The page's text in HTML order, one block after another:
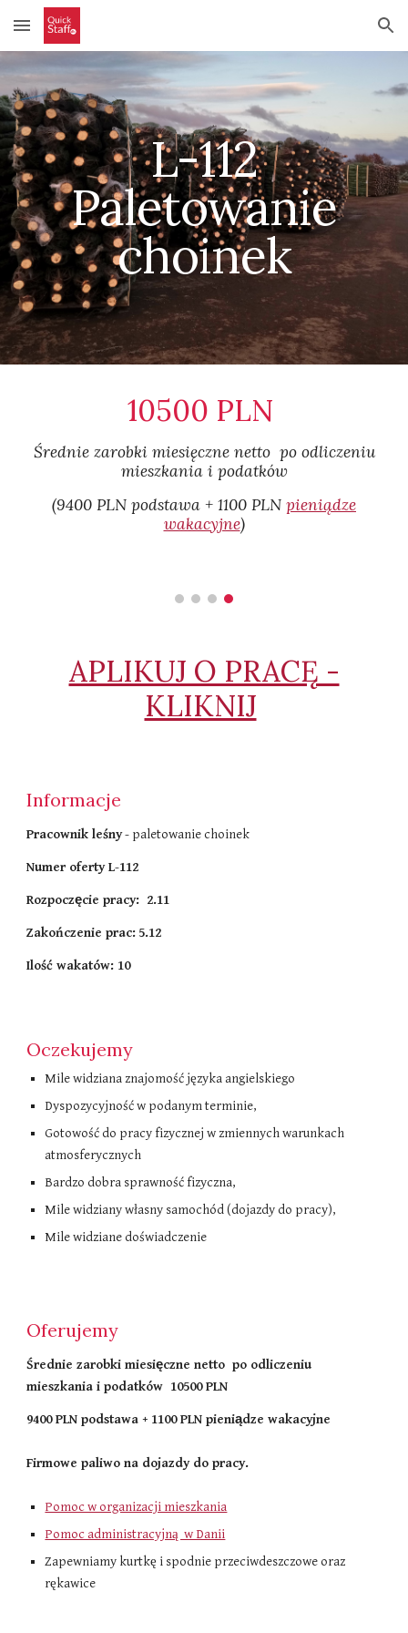
Skip to main content Skip to navigation
L-112
Paletowanie
choinek
10500 PLN
Średnie zarobki miesięczne netto po odliczeniu
mieszkania i podatków​
(9400 PLN podstawa + 1100 PLN pieniądze
wakacyjne)
APLIKUJ O PRACĘ -
KLIKNIJ
Informacje
Pracownik leśny- paletowanie choinek
Numer oferty L-112
Rozpoczęcie pracy: 2.11
Zakończenie prac: 5.12
Ilość wakatów: 10
Oczekujemy
Mile widziana znajomość języka angielskiego
Dyspozycyjność w podanym terminie,
Gotowość do pracy fizycznej w zmiennych warunkach
atmosferycznych
Bardzo dobra sprawność fizyczna,
Mile widziany własny samochód (dojazdy do pracy),
Mile widziane doświadczenie
Oferujemy
Średnie zarobki miesięczne netto po odliczeniu
mieszkania i podatków​ 10500 PLN
9400 PLN podstawa + 1100 PLN pieniądze wakacyjne
Firmowe paliwo na dojazdy do pracy.
Pomoc w organizacji mieszkania
Pomoc administracyjną w Danii
Zapewniamy kurtkę i spodnie przeciwdeszczowe oraz
rękawice